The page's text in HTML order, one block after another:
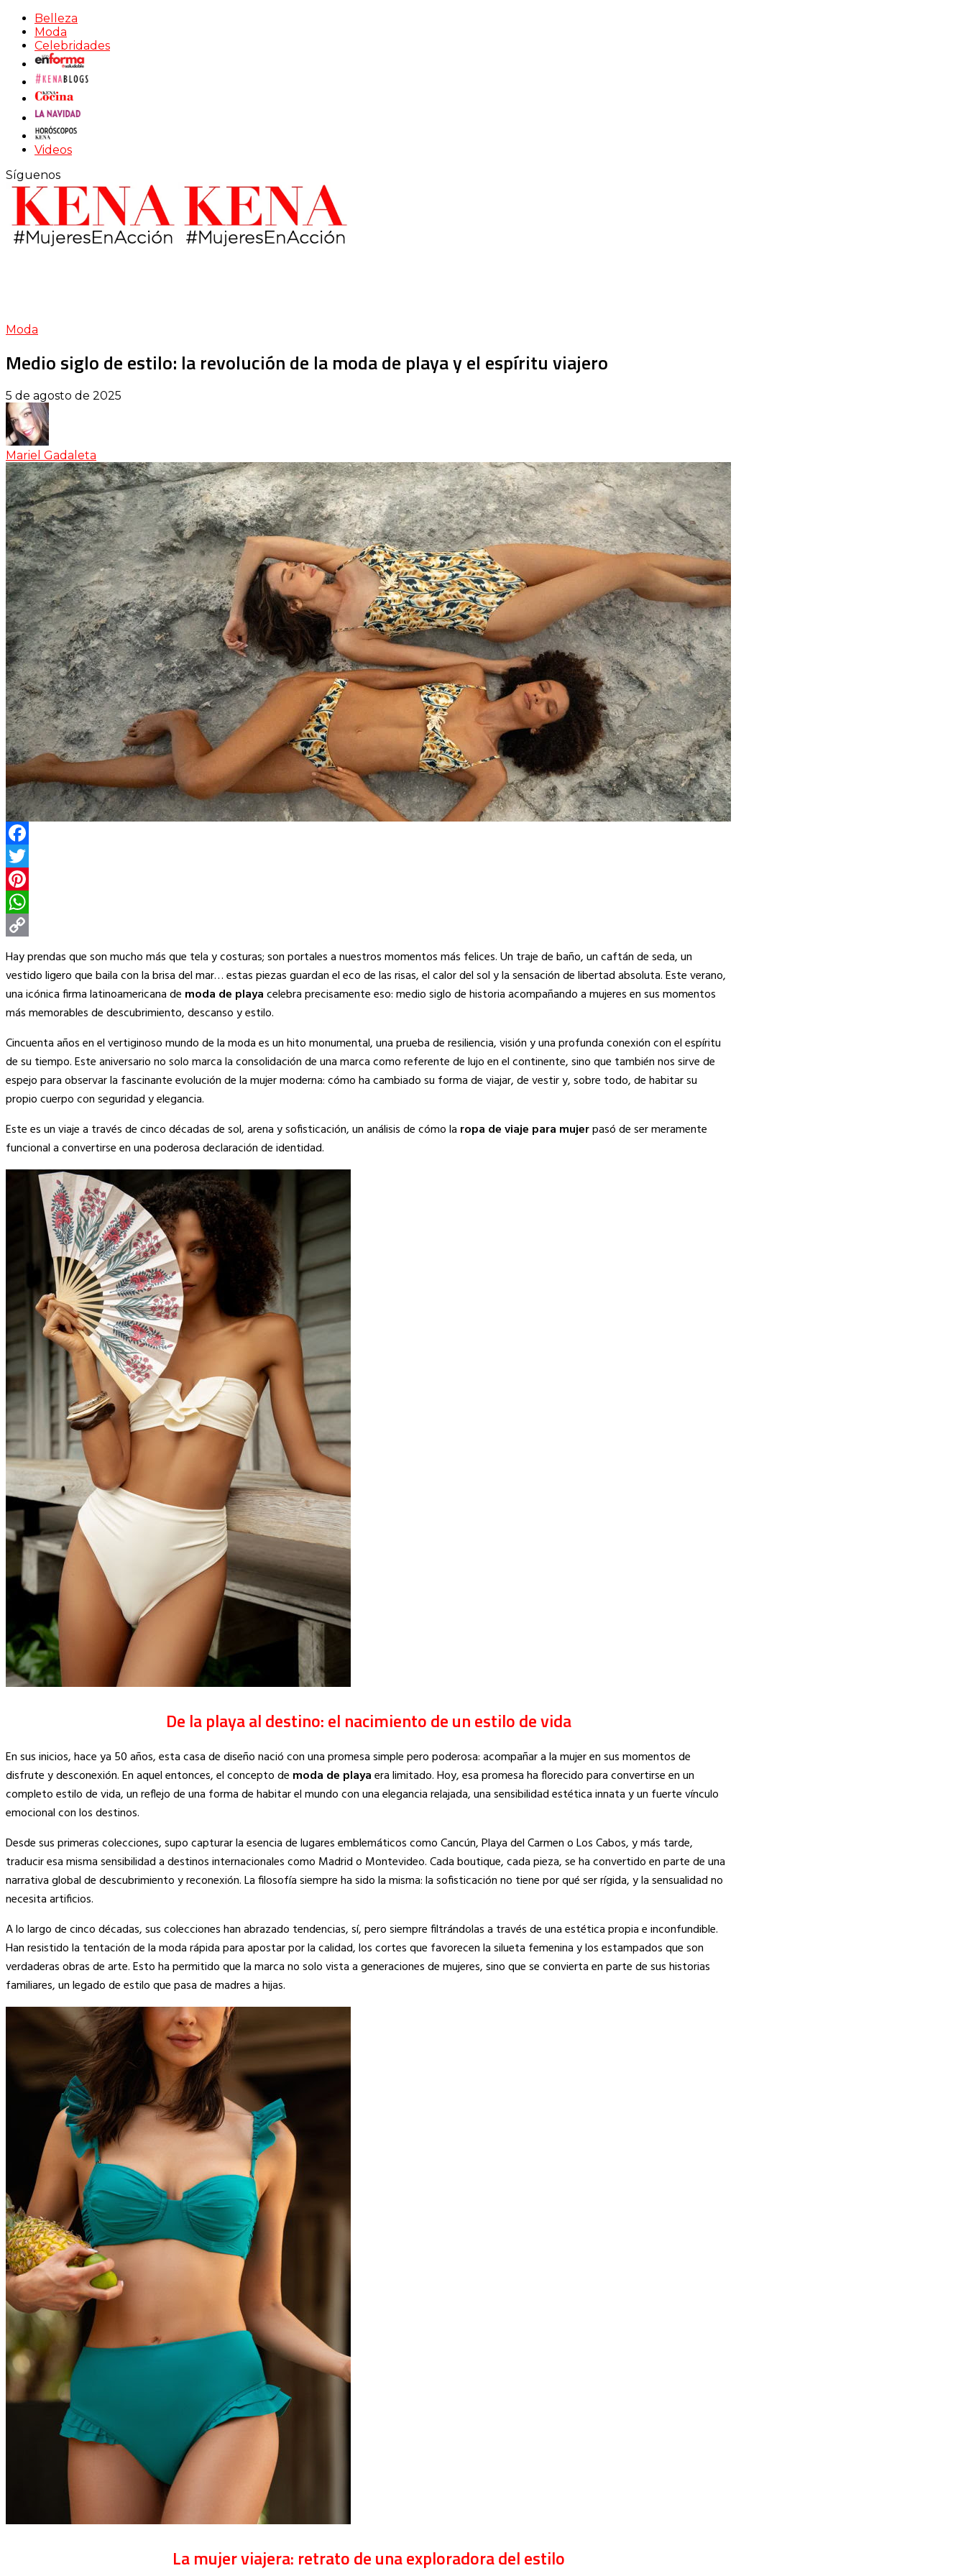
Belleza
Moda
Celebridades
Videos
Síguenos
Moda
Medio siglo de estilo: la revolución de la moda de playa y el espíritu viajero
5 de agosto de 2025
Mariel Gadaleta
Facebook
Twitter
Pinterest
WhatsApp
Copy
Link
Hay prendas que son mucho más que tela y costuras; son portales a nuestros momentos más felices. Un traje de baño, un caftán de seda, un
vestido ligero que baila con la brisa del mar… estas piezas guardan el eco de las risas, el calor del sol y la sensación de libertad absoluta. Este verano,
una icónica firma latinoamericana de moda de playacelebra precisamente eso: medio siglo de historia acompañando a mujeres en sus momentos
más memorables de descubrimiento, descanso y estilo.
Cincuenta años en el vertiginoso mundo de la moda es un hito monumental, una prueba de resiliencia, visión y una profunda conexión con el espíritu
de su tiempo. Este aniversario no solo marca la consolidación de una marca como referente de lujo en el continente, sino que también nos sirve de
espejo para observar la fascinante evolución de la mujer moderna: cómo ha cambiado su forma de viajar, de vestir y, sobre todo, de habitar su
propio cuerpo con seguridad y elegancia.
Este es un viaje a través de cinco décadas de sol, arena y sofisticación, un análisis de cómo la ropa de viaje para mujerpasó de ser meramente
funcional a convertirse en una poderosa declaración de identidad.
De la playa al destino: el nacimiento de un estilo de vida
En sus inicios, hace ya 50 años, esta casa de diseño nació con una promesa simple pero poderosa: acompañar a la mujer en sus momentos de
disfrute y desconexión. En aquel entonces, el concepto de moda de playaera limitado. Hoy, esa promesa ha florecido para convertirse en un
completo estilo de vida, un reflejo de una forma de habitar el mundo con una elegancia relajada, una sensibilidad estética innata y un fuerte vínculo
emocional con los destinos.
Desde sus primeras colecciones, supo capturar la esencia de lugares emblemáticos como Cancún, Playa del Carmen o Los Cabos, y más tarde,
traducir esa misma sensibilidad a destinos internacionales como Madrid o Montevideo. Cada boutique, cada pieza, se ha convertido en parte de una
narrativa global de descubrimiento y reconexión. La filosofía siempre ha sido la misma: la sofisticación no tiene por qué ser rígida, y la sensualidad no
necesita artificios.
A lo largo de cinco décadas, sus colecciones han abrazado tendencias, sí, pero siempre filtrándolas a través de una estética propia e inconfundible.
Han resistido la tentación de la moda rápida para apostar por la calidad, los cortes que favorecen la silueta femenina y los estampados que son
verdaderas obras de arte. Esto ha permitido que la marca no solo vista a generaciones de mujeres, sino que se convierta en parte de sus historias
familiares, un legado de estilo que pasa de madres a hijas.
La mujer viajera: retrato de una exploradora del estilo